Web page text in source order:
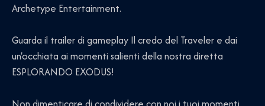
Archetype Entertainment.
Guarda il trailer di gameplay Il credo del Traveler e dai
un'occhiata ai momenti salienti della nostra diretta
ESPLORANDO EXODUS!